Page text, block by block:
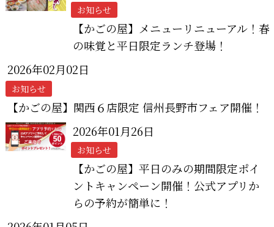
お知らせ
【かごの屋】メニューリニューアル！春
の味覚と平日限定ランチ登場！
2026年02月02日
お知らせ
【かごの屋】関西６店限定 信州長野市フェア開催！
2026年01月26日
お知らせ
【かごの屋】平日のみの期間限定ポイ
ントキャンペーン開催！公式アプリか
らの予約が簡単に！